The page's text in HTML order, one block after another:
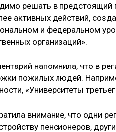
решать в предстоящий
активных действий,
и федеральном
организаций».
напомнила, что в
пожилых людей.
«Университеты
внимание, что одни
пенсионеров,